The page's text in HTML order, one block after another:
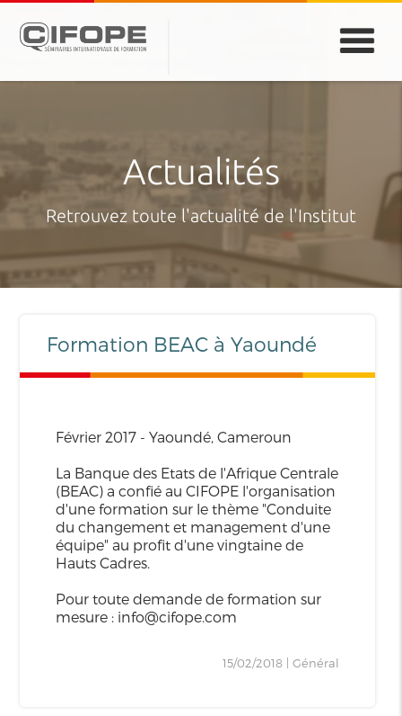
JEDDAH
MONTREAL
Actualités
Retrouvez toute l'actualité de l'Institut
Formation BEAC à Yaoundé
Février 2017 - Yaoundé, Cameroun
La Banque des Etats de l'Afrique Centrale
(BEAC) a confié au CIFOPE l'organisation
d'une formation sur le thème "Conduite
du changement et management d'une
équipe" au profit d'une vingtaine de
Hauts Cadres.
Pour toute demande de formation sur
mesure : info@cifope.com
15/02/2018 | Général